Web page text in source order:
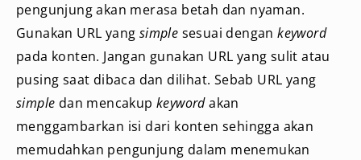
pengunjung akan merasa betah dan nyaman.
Gunakan URL yang simple sesuai dengankeyword
pada konten. Jangan gunakan URL yang sulit atau
pusing saat dibaca dan dilihat. Sebab URL yang
simple dan mencakupkeywordakan
menggambarkan isi dari konten sehingga akan
memudahkan pengunjung dalam menemukan